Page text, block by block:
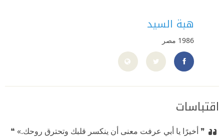
هبة السيد
1986 مصر
https://www.facebook.com/heba.alsayed.773
اقتباسات
❞ أخيرًا يا أبي ⁠‫عرفت معنى أن ينكسر قلبك وتحترق روحك.» ❝